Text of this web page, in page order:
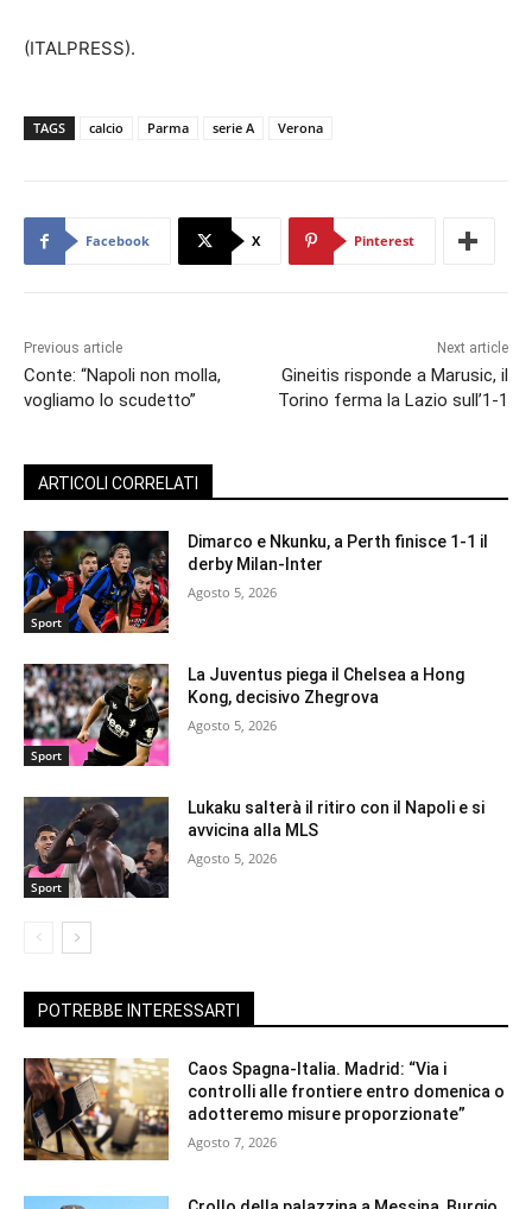
(ITALPRESS).
TAGS calcio Parma serie A Verona
Facebook X Pinterest
Previous article
Conte: “Napoli non molla,
vogliamo lo scudetto”
Next article
Gineitis risponde a Marusic, il
Torino ferma la Lazio sull’1-1
ARTICOLI CORRELATI
Sport
Dimarco e Nkunku, a Perth finisce 1-1 il
derby Milan-Inter
Agosto 5, 2026
Sport
La Juventus piega il Chelsea a Hong
Kong, decisivo Zhegrova
Agosto 5, 2026
Sport
Lukaku salterà il ritiro con il Napoli e si
avvicina alla MLS
Agosto 5, 2026
POTREBBE INTERESSARTI
Caos Spagna-Italia. Madrid: “Via i
controlli alle frontiere entro domenica o
adotteremo misure proporzionate”
Agosto 7, 2026